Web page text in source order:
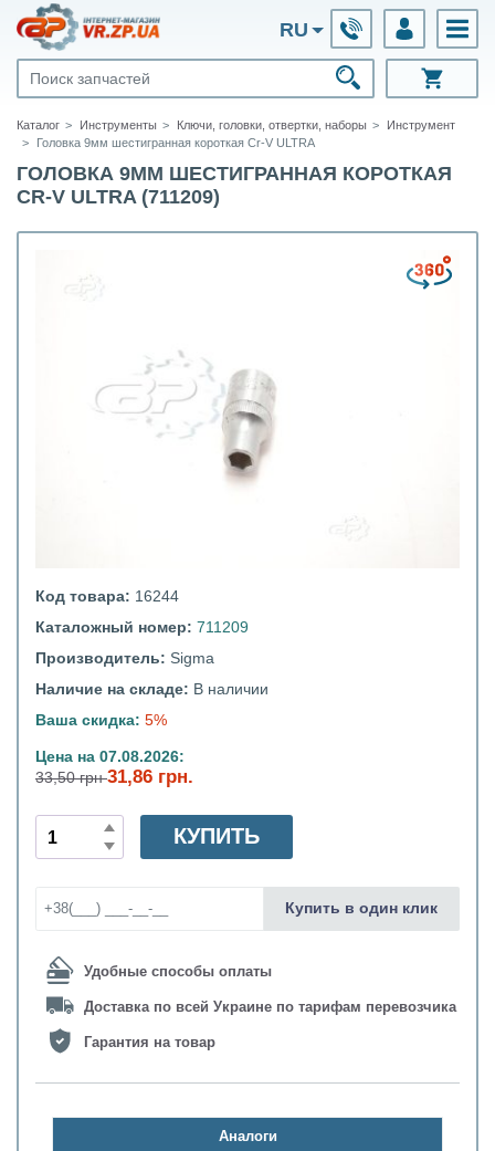
RU
Каталог Инструменты Ключи, головки, отвертки, наборы
Инструмент
Головка 9мм шестигранная короткая Cr-V ULTRA
ГОЛОВКА 9ММ ШЕСТИГРАННАЯ КОРОТКАЯ
CR-V ULTRA (711209)
Код товара: 16244
Каталожный номер: 711209
Производитель: Sigma
Наличие на складе: В наличии
Ваша скидка: 5%
Цена на 07.08.2026:
33,50 грн31,86 грн.
Удобные способы оплаты
Доставка по всей Украине по тарифам перевозчика
Гарантия на товар
КУПИТЬ
Купить в один клик
Аналоги